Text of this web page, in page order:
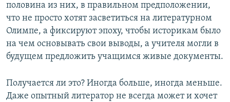
половина из них, в правильном предположении,
что не просто хотят засветиться на литературном
Олимпе, а фиксируют эпоху, чтобы историкам было
на чем основывать свои выводы, а учителя могли в
будущем предложить учащимся живые документы.
Получается ли это? Иногда больше, иногда меньше.
Даже опытный литератор не всегда может и хочет